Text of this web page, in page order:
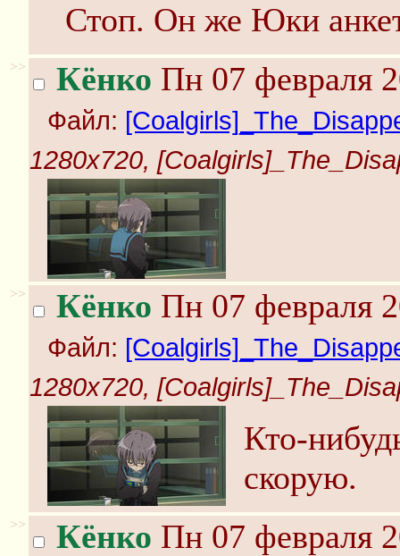
Стоп. Он же Юки
>> Кёнко Пн 07 февраля
Файл:
1280x720,
>> Кёнко Пн 07 февраля
Файл:
1280x720,
Кто-
скорую.
>> Кёнко Пн 07 февраля